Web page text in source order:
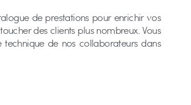
de prestations pour enrichir vos
des clients plus nombreux. Vous
technique de nos collaborateurs dans